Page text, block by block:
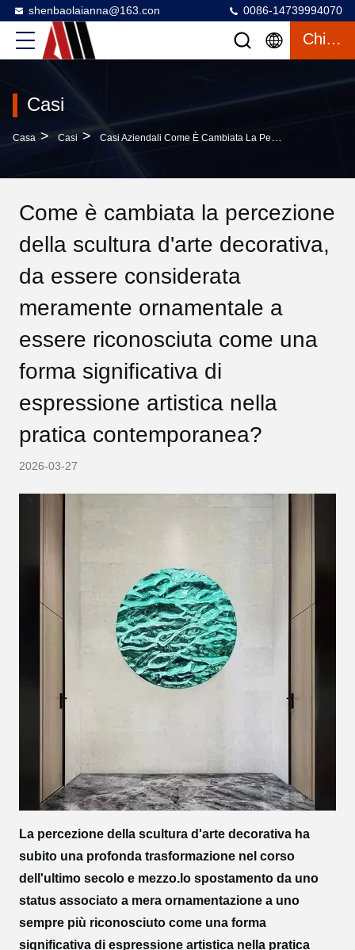
shenbaolaianna@163.con 0086-14739994070
Chiacchierata
Casi
Casa > Casi > Casi Aziendali Come È Cambiata La Percezione Della Scultura D'arte Decorativa, Da Essere Considerata Meramente Ornamentale A Essere Riconosciuta Come Una Forma Significativa Di Espressione Artistica Nella Pratica Contemporanea?
Come è cambiata la percezione
della scultura d'arte decorativa,
da essere considerata
meramente ornamentale a
essere riconosciuta come una
forma significativa di
espressione artistica nella
pratica contemporanea?
2026-03-27
La percezione della scultura d'arte decorativa ha
subito una profonda trasformazione nel corso
dell'ultimo secolo e mezzo.lo spostamento da uno
status associato a mera ornamentazione a uno
sempre più riconosciuto come una forma
significativa di espressione artistica nella pratica